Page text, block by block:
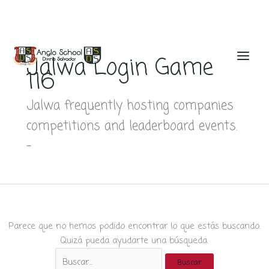
contenidoJalwa Login Game
116
Jalwa frequently hosting companies
competitions and leaderboard events.
–
Parece que no hemos podido encontrar lo que estás buscando.
Quizá pueda ayudarte una búsqueda.